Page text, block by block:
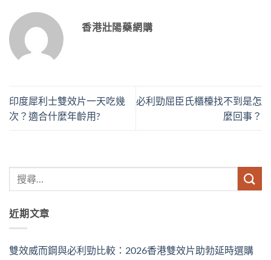
香港壯陽藥網購
印度犀利士雙效片一天吃幾
次？適合什麼年齡用?
必利勁屈臣氏櫃檯找不到是怎
麼回事？
近期文章
雙效威而鋼與必利勁比較：2026香港雙效片助勃延時選購